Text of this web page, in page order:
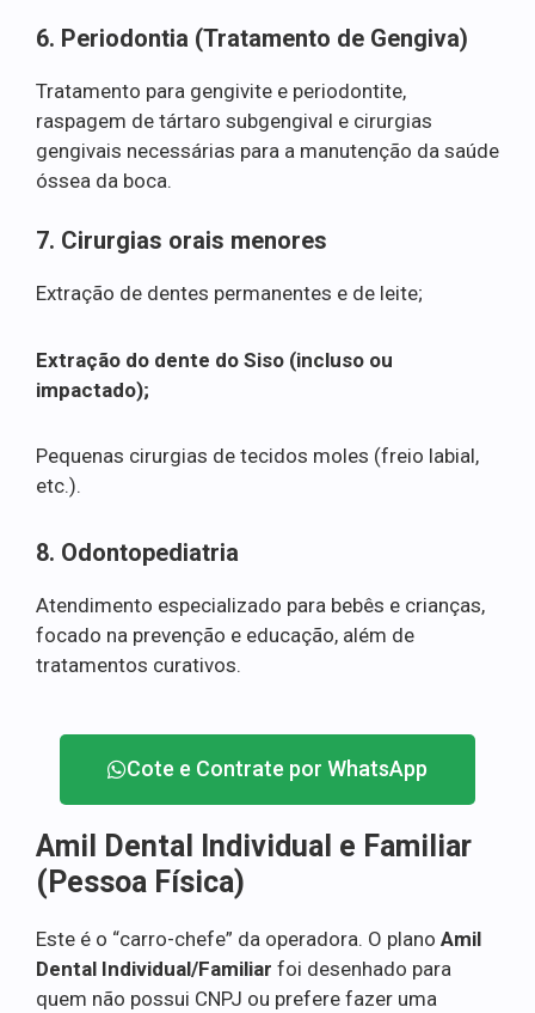
6. Periodontia (Tratamento de Gengiva)
Tratamento para gengivite e periodontite,
raspagem de tártaro subgengival e cirurgias
gengivais necessárias para a manutenção da saúde
óssea da boca.
7. Cirurgias orais menores
Extração de dentes permanentes e de leite;
Extração do dente do Siso (incluso ou
impactado);
Pequenas cirurgias de tecidos moles (freio labial,
etc.).
8. Odontopediatria
Atendimento especializado para bebês e crianças,
focado na prevenção e educação, além de
tratamentos curativos.
Cote e Contrate por WhatsApp
Amil Dental Individual e Familiar
(Pessoa Física)
Este é o “carro-chefe” da operadora. O plano Amil
Dental Individual/Familiar foi desenhado para
quem não possui CNPJ ou prefere fazer uma